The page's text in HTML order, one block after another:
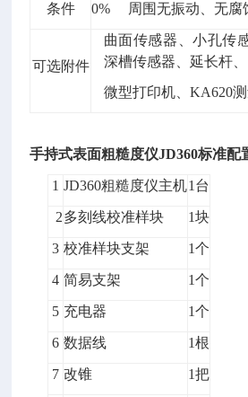
条件
0% 周围无振动、无腐
可选附件
曲面传感器、小孔传
深槽传感器、延长杆、
微型打印机、KA620
手持式表面粗糙度仪JD360标准配
1 JD360粗糙度仪主机1台
2多刻线校准样块 1块
3 校准样块支架 1个
4 简易支架 1个
5 充电器 1个
6 数据线 1根
7 改锥 1把